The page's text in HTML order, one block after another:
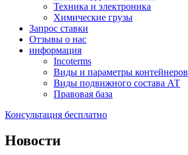
Техника и электроника
Химические грузы
Запрос ставки
Отзывы о нас
информация
Incoterms
Виды и параметры контейнеров
Виды подвижного состава АТ
Правовая база
Консультация бесплатно
Новости